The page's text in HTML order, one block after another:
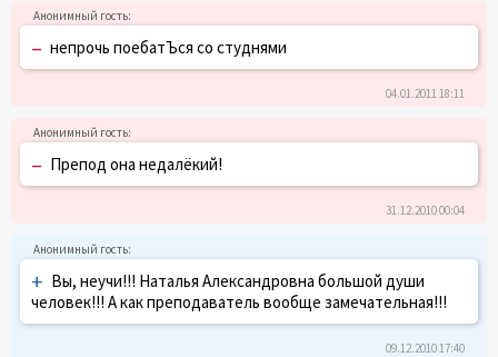
– непрочь поебатЪся со студнями
04.01.2011 18:11
– Препод она недалёкий!
31.12.2010 00:04
+ Вы, неучи!!! Наталья Александровна большой души
человек!!! А как преподаватель вообще замечательная!!!
09.12.2010 17:40